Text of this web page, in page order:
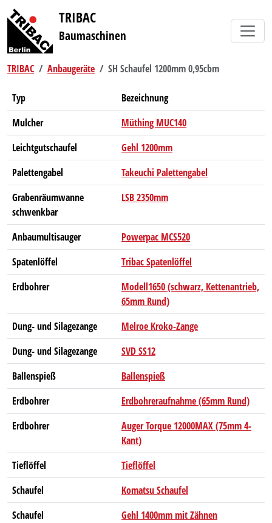
TRIBAC
Baumaschinen
TRIBAC Anbaugeräte SH Schaufel 1200mm 0,95cbm
Typ
Bezeichnung
Mulcher
Müthing MUC140
Leichtgutschaufel
Gehl 1200mm
Palettengabel
Takeuchi Palettengabel
Grabenräumwanne
schwenkbar
LSB 2350mm
Anbaumultisauger
Powerpac MCS520
Spatenlöffel
Tribac Spatenlöffel
Erdbohrer
Modell1650 (schwarz, Kettenantrieb,
65mm Rund)
Dung- und Silagezange
Melroe Kroko-Zange
Dung- und Silagezange
SVD SS12
Ballenspieß
Ballenspieß
Erdbohrer
Erdbohreraufnahme (65mm Rund)
Erdbohrer
Auger Torque 12000MAX (75mm 4-
Kant)
Tieflöffel
Tieflöffel
Schaufel
Komatsu Schaufel
Schaufel
Gehl 1400mm mit Zähnen